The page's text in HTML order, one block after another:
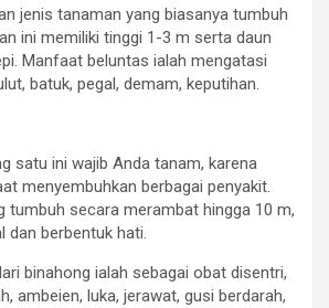
jenis tanaman yang biasanya tumbuh
ini memiliki tinggi 1-3 m serta daun
Manfaat beluntas ialah mengatasi
batuk, pegal, demam, keputihan.
satu ini wajib Anda tanam, karena
menyembuhkan berbagai penyakit.
tumbuh secara merambat hingga 10 m,
dan berbentuk hati.
binahong ialah sebagai obat disentri,
ambeien, luka, jerawat, gusi berdarah,